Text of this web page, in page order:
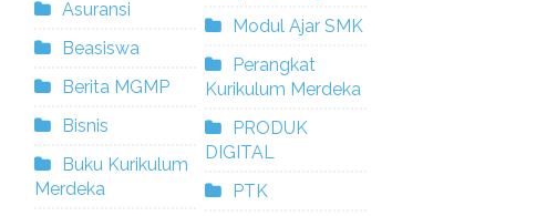
Asuransi
Beasiswa
Berita MGMP
Bisnis
Buku Kurikulum
Merdeka
Modul Ajar SMK
Perangkat
Kurikulum Merdeka
PRODUK
DIGITAL
PTK